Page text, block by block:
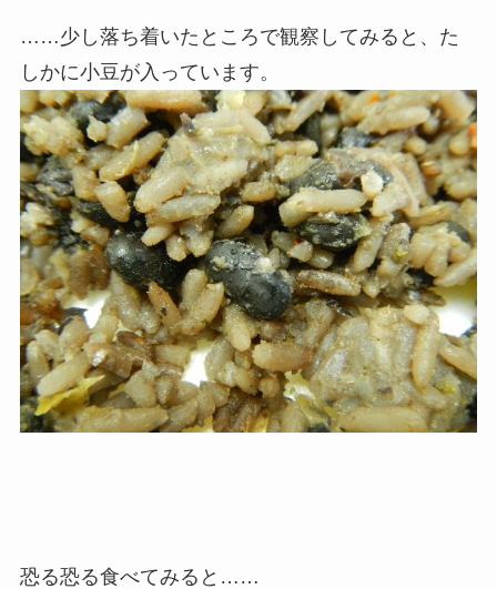
……少し落ち着いたところで観察してみると、た
しかに小豆が入っています。
恐る恐る食べてみると……